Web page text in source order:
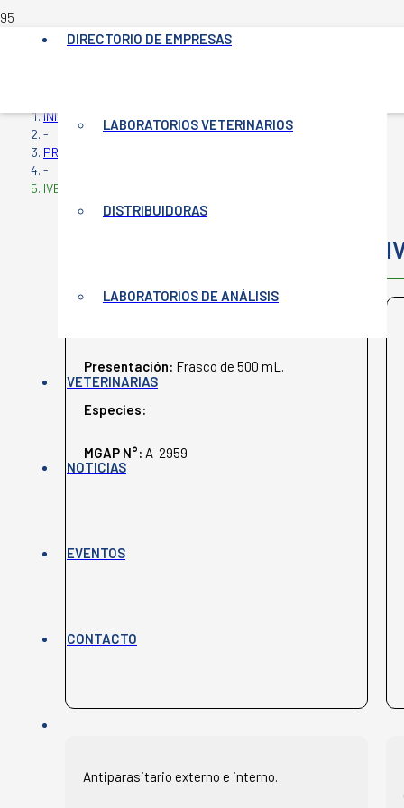
DIRECTORIO DE EMPRESAS
LABORATORIOS VETERINARIOS
DISTRIBUIDORAS
LABORATORIOS DE ANÁLISIS
VETERINARIAS
NOTICIAS
EVENTOS
CONTACTO
INICIO
-
PRODUCTOS VETERINARIOS
-
IVERMECTINA CLORSULON
Presentación: Frasco de 500 mL.
Especies:
MGAP N°: A-2959
Antiparasitario externo e interno.